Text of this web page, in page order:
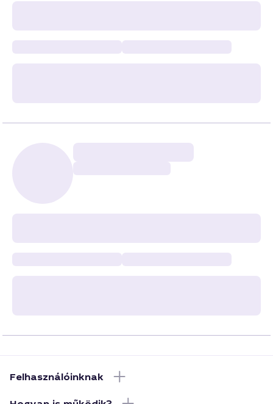
Felhasználóinknak